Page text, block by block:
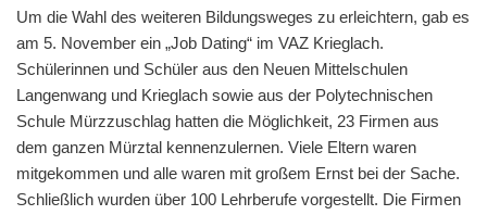
Um die Wahl des weiteren Bildungsweges zu erleichtern, gab es
am 5. November ein „Job Dating“ im VAZ Krieglach.
Schülerinnen und Schüler aus den Neuen Mittelschulen
Langenwang und Krieglach sowie aus der Polytechnischen
Schule Mürzzuschlag hatten die Möglichkeit, 23 Firmen aus
dem ganzen Mürztal kennenzulernen. Viele Eltern waren
mitgekommen und alle waren mit großem Ernst bei der Sache.
Schließlich wurden über 100 Lehrberufe vorgestellt. Die Firmen